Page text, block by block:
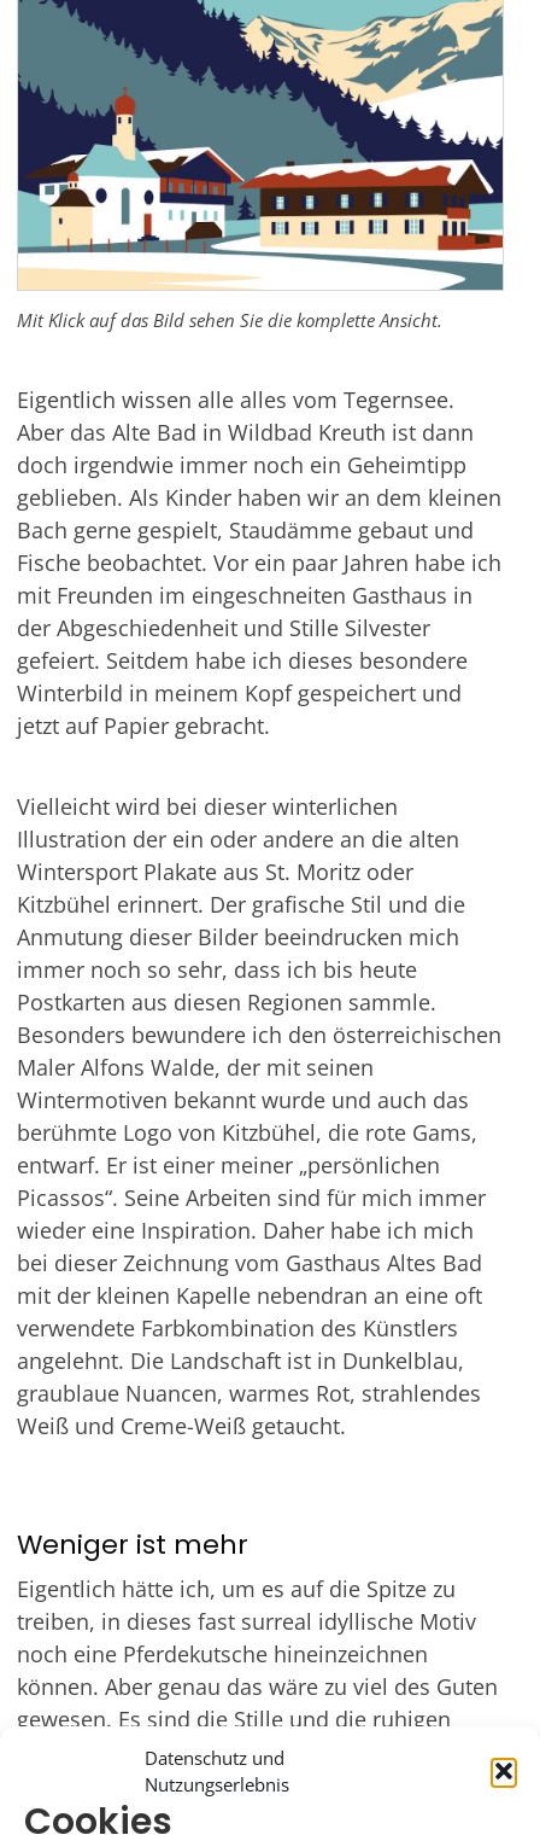
Datenschutz und
Nutzungserlebnis
Cookies
Mit Klick auf das Bild sehen Sie die komplette Ansicht.
Eigentlich wissen alle alles vom Tegernsee.
Aber das Alte Bad in Wildbad Kreuth ist dann
doch irgendwie immer noch ein Geheimtipp
geblieben. Als Kinder haben wir an dem kleinen
Bach gerne gespielt, Staudämme gebaut und
Fische beobachtet. Vor ein paar Jahren habe ich
mit Freunden im eingeschneiten Gasthaus in
der Abgeschiedenheit und Stille Silvester
gefeiert. Seitdem habe ich dieses besondere
Winterbild in meinem Kopf gespeichert und
jetzt auf Papier gebracht.
Vielleicht wird bei dieser winterlichen
Illustration der ein oder andere an die alten
Wintersport Plakate aus St. Moritz oder
Kitzbühel erinnert. Der grafische Stil und die
Anmutung dieser Bilder beeindrucken mich
immer noch so sehr, dass ich bis heute
Postkarten aus diesen Regionen sammle.
Besonders bewundere ich den österreichischen
Maler Alfons Walde, der mit seinen
Wintermotiven bekannt wurde und auch das
berühmte Logo von Kitzbühel, die rote Gams,
entwarf. Er ist einer meiner „persönlichen
Picassos“. Seine Arbeiten sind für mich immer
wieder eine Inspiration. Daher habe ich mich
bei dieser Zeichnung vom Gasthaus Altes Bad
mit der kleinen Kapelle nebendran an eine oft
verwendete Farbkombination des Künstlers
angelehnt. Die Landschaft ist in Dunkelblau,
graublaue Nuancen, warmes Rot, strahlendes
Weiß und Creme-Weiß getaucht.
Weniger ist mehr
Eigentlich hätte ich, um es auf die Spitze zu
treiben, in dieses fast surreal idyllische Motiv
noch eine Pferdekutsche hineinzeichnen
können. Aber genau das wäre zu viel des Guten
gewesen. Es sind die Stille und die ruhigen
Flächen im Motiv, die die Einfachheit betonen
und den Moment einprägsam machen. So fühlt
sich die fertige Komposition richtig und vertraut